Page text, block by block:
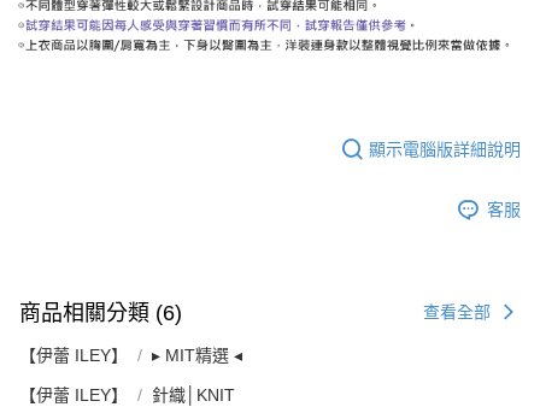
顯示電腦版詳細說明
客服
商品相關分類 (6) 查看全部
【伊蕾 ILEY】 ▸ MIT精選 ◂
【伊蕾 ILEY】 針織│KNIT